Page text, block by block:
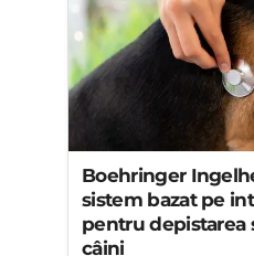
Boehringer
sistem bazat pe
pentru depistarea
câini